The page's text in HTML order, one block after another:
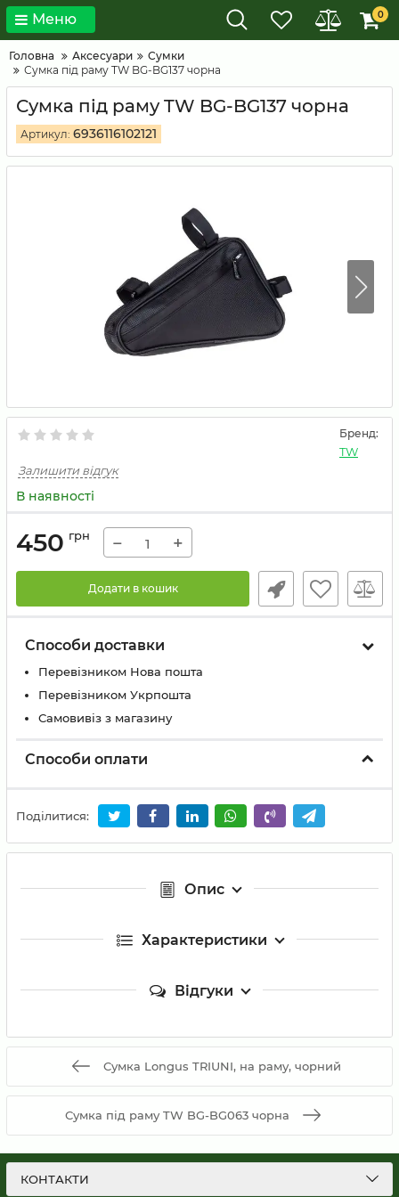
Меню 0
Головна Аксесуари
Сумки
Сумка під раму TW BG-BG137 чорна
Сумка під раму TW BG-BG137 чорна
Артикул: 6936116102121
Бренд:
TW
Залишити відгук
В наявності
450 грн − +
Додати в кошик
Способи доставки
Перевізником Нова пошта
Перевізником Укрпошта
Самовивіз з магазину
Способи оплати
Поділитися:
Опис
Характеристики
Відгуки
Сумка Longus TRIUNI, на раму, чорний
Сумка під раму TW BG-BG063 чорна
КОНТАКТИ